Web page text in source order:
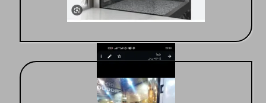
کابین درجه یک